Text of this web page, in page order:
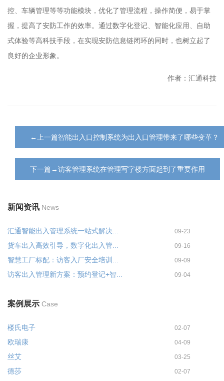
控、车辆管理等等功能模块，优化了管理流程，操作简便，易于掌
握，提高了安防工作的效率。通过数字化登记、智能化应用、自助
式体验等高科技手段，在实现安防信息链闭环的同时，也树立起了
良好的企业形象。
作者：汇通科技
←上一篇智能出入口控制系统为出入口管理带来了哪些变革？
下一篇→访客管理系统在管理写字楼方面起到了重要作用
新闻资讯 News
汇通智能出入管理系统一站式解决... 09-23
货车出入高效引导，数字化出入管... 09-16
智慧工厂标配：访客入厂安全培训... 09-09
访客出入管理新方案：预约登记+智... 09-04
案例展示 Case
楼氏电子 02-07
欧瑞康 04-09
丝艾 03-25
德莎 02-07